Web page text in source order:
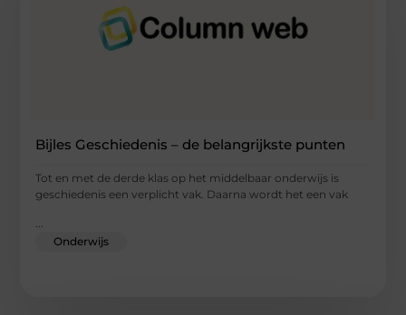
Bijles Geschiedenis – de belangrijkste punten
Tot en met de derde klas op het middelbaar onderwijs is
geschiedenis een verplicht vak. Daarna wordt het een vak
...
Onderwijs